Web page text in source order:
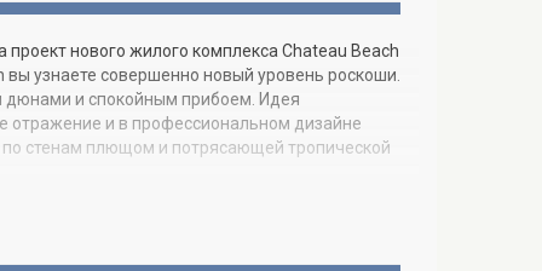
нового жилого комплекса Chateau Beach
узнаете совершенно новый уровень роскоши.
дюнами и спокойным прибоем. Идея
отражение и в профессиональном дизайне
стенам плющом и потрясающей тропической
резиденциями, а также двумя